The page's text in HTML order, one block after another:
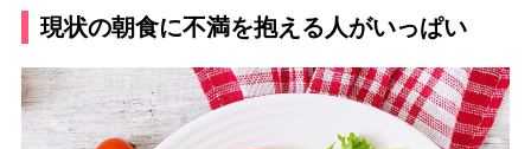
現状の朝食に不満を抱える人がいっぱい